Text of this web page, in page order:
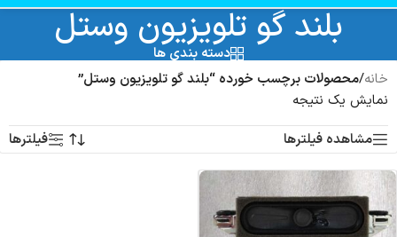
بلند گو تلویزیون وستل
دسته بندی ها
خانه/محصولات برچسب خورده “بلند گو تلویزیون وستل”
نمایش یک نتیجه
مشاهده فیلترها
فیلترها